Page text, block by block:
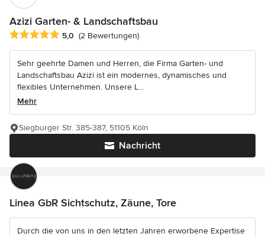
Azizi Garten- & Landschaftsbau
Durchschnittliche Bewertung: 5 von 5 Sternen
5,0 (2 Bewertungen)
Sehr geehrte Damen und Herren, die Firma Garten- und
Landschaftsbau Azizi ist ein modernes, dynamisches und
flexibles Unternehmen. Unsere L...
Mehr
Nachricht
Siegburger Str. 385-387, 51105 Köln
Linea GbR Sichtschutz, Zäune, Tore
Durch die von uns in den letzten Jahren erworbene Expertise